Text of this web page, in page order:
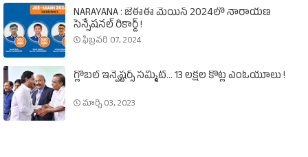
NARAYANA : జేఈఈ మెయిన్‌ 2024లో నారాయణ
సెన్సేషనల్‌ రికార్డ్‌ !
ఫిబ్రవరి 07, 2024
గ్లోబల్‌ ఇన్వెష్టర్స్‌ సమ్మిట్‌... 13 లక్షల కోట్ల ఎంఓయూలు !
మార్చి 03, 2023